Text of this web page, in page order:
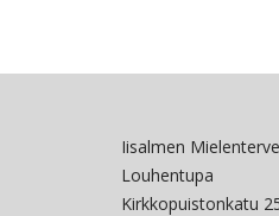
Iisalmen
Louhentupa
Kirkkopuistonkatu